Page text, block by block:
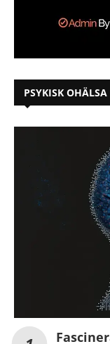
PSYKISK OHÄLSA